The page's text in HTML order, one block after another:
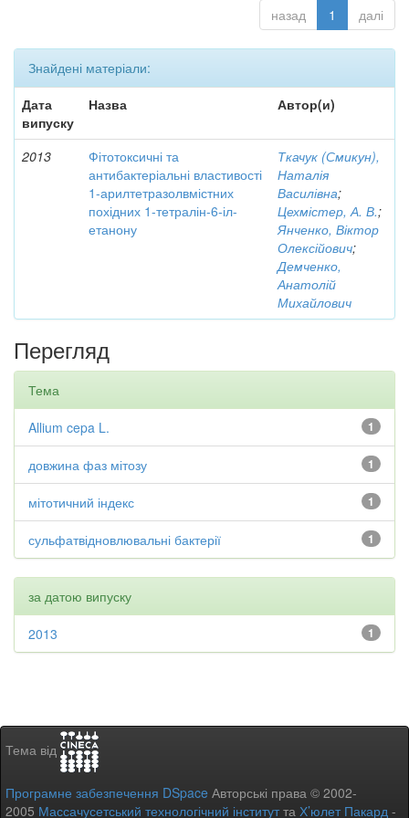
назад 1 далі
Знайдені матеріали:
Дата
випуску
Назва Автор(и)
2013
Фітотоксичні та
антибактеріальні властивості
1-арилтетразолвмістних
похідних 1-тетралін-6-іл-
етанону
Ткачук (Смикун),
Наталія
Василівна;
Цехмістер, А. В.;
Янченко, Віктор
Олексійович;
Демченко,
Анатолій
Михайлович
Перегляд
Тема
1
Allium cepa L.
1
довжина фаз мітозу
1
мітотичний індекс
1
сульфатвідновлювальні бактерії
за датою випуску
1
2013
Тема від
Програмне забезпечення DSpace Авторські права © 2002-
2005 Массачусетський технологічний інститутта Х’юлет Пакард -